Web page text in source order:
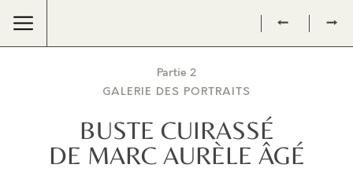
← →
Partie 2
GALERIE DES PORTRAITS
BUSTE CUIRASSÉ
DE MARC AURÈLE ÂGÉ